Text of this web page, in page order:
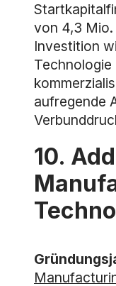
von 4,3 Mio.
Investition
Technologie
aufregende
10.